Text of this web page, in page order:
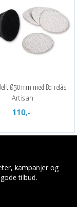
Ø50mm med Borrelås
Artisan
110,-
kampanjer og
tilbud.